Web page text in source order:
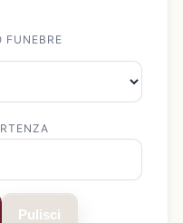
FUNEBRE
Pulisci